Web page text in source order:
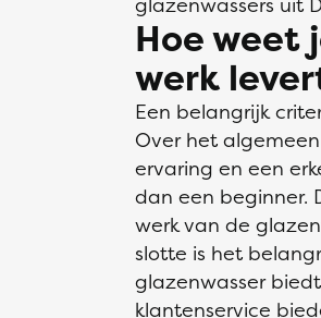
Hoe weet
werk
Een belangrijk
Over het
ervaring en een
dan een beginner.
werk van de
slotte is het
glazenwasser
klantenservice